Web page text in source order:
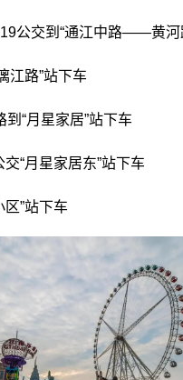
公交到“通江中路——黄河
江路”站下车
到“月星家居”站下车
“月星家居东”站下车
区”站下车